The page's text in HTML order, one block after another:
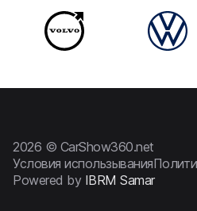
2026 © CarShow360.net
Условия использывания
Powered by IBRM Samar